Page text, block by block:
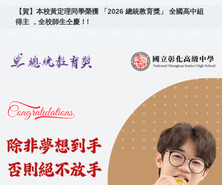
【賀】本校黃定理同學榮獲 「2026 總統教育獎」 全國高中組
得主 ，全校師生仝慶！!